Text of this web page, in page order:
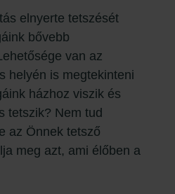
elnyerte tetszését
bővebb
van az
helyén is megtekinteni
házhoz viszik és
tetszik? Nem tud
az Önnek tetsző
meg azt, ami élőben a